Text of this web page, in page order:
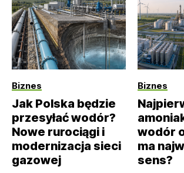
Biznes
Jak Polska będzie
przesyłać wodór?
Nowe rurociągi i
modernizacja sieci
gazowej
Biznes
wodór
ma
sens?